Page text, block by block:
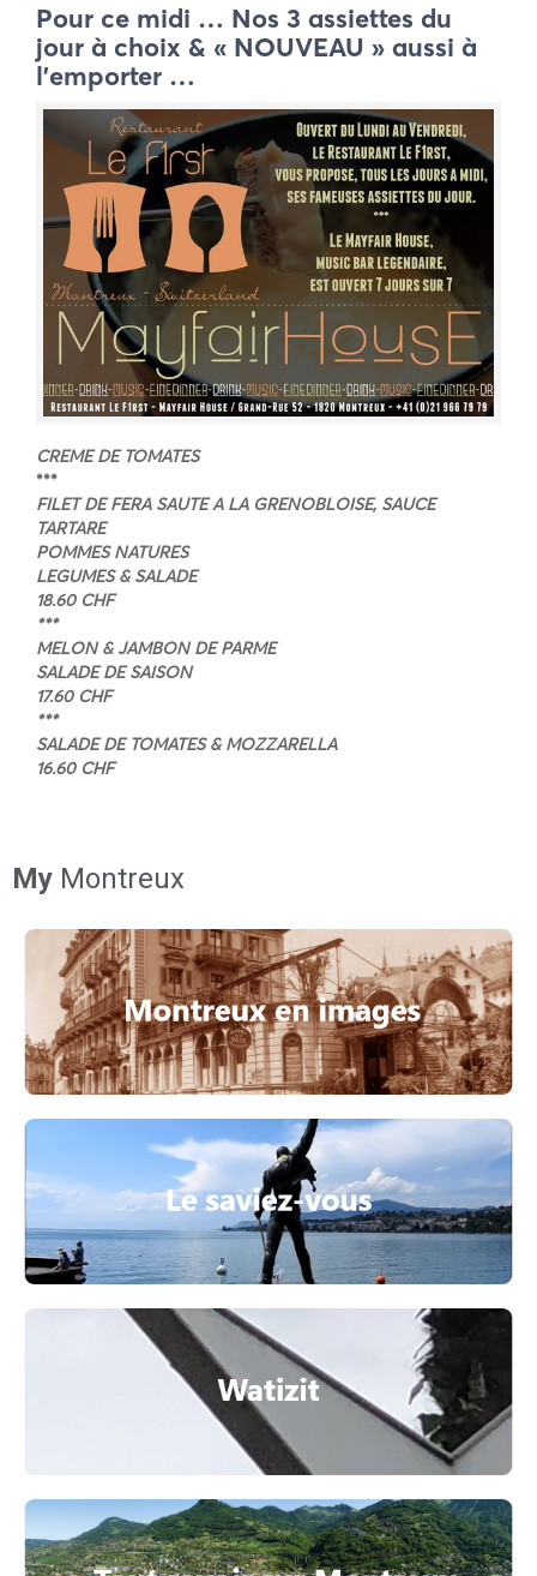
Pour ce midi … Nos 3 assiettes du
jour à choix & « NOUVEAU » aussi à
l’emporter …
CREME DE TOMATES
***
FILET DE FERA SAUTE A LA GRENOBLOISE, SAUCE
TARTARE
POMMES NATURES
LEGUMES & SALADE
18.60 CHF
***
MELON & JAMBON DE PARME
SALADE DE SAISON
17.60 CHF
***
SALADE DE TOMATES & MOZZARELLA
16.60 CHF
My Montreux